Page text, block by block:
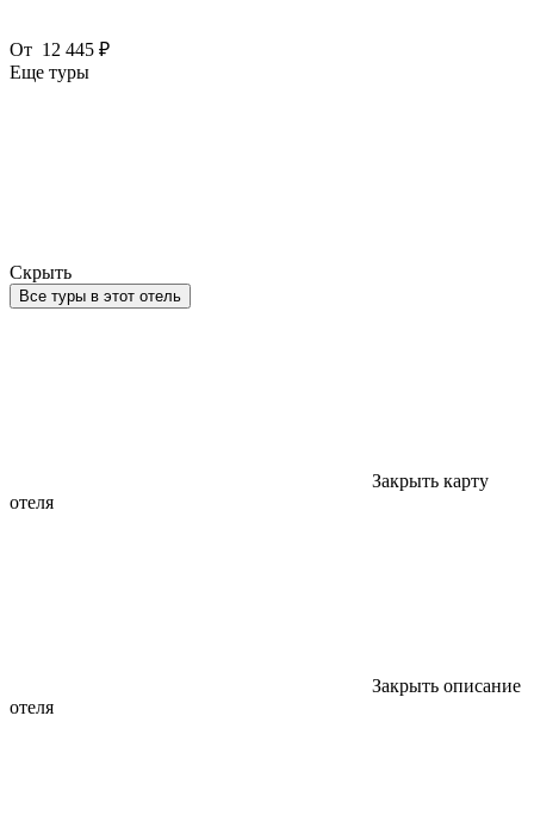
От 12 445 ₽
Еще туры
Скрыть
Все туры в этот отель
Закрыть карту
отеля
Закрыть описание
отеля